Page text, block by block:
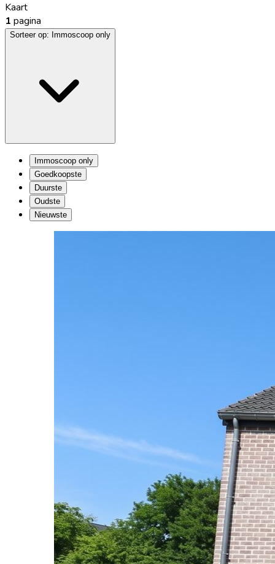
Kaart
1 pagina
Sorteer op: Immoscoop only
Immoscoop only
Goedkoopste
Duurste
Oudste
Nieuwste